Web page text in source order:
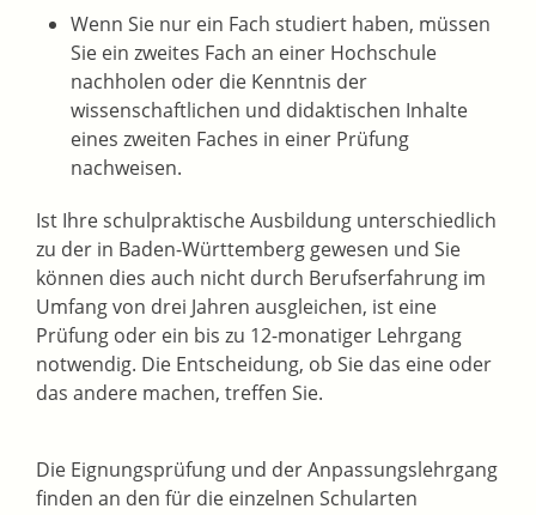
Wenn Sie nur ein Fach studiert haben, müssen
Sie ein zweites Fach an einer Hochschule
nachholen oder die Kenntnis der
wissenschaftlichen und didaktischen Inhalte
eines zweiten Faches in einer Prüfung
nachweisen.
Ist Ihre schulpraktische Ausbildung unterschiedlich
zu der in Baden-Württemberg gewesen und Sie
können dies auch nicht durch Berufserfahrung im
Umfang von drei Jahren ausgleichen, ist eine
Prüfung oder ein bis zu 12-monatiger Lehrgang
notwendig. Die Entscheidung, ob Sie das eine oder
das andere machen, treffen Sie.
Die Eignungsprüfung und der Anpassungslehrgang
finden an den für die einzelnen Schularten